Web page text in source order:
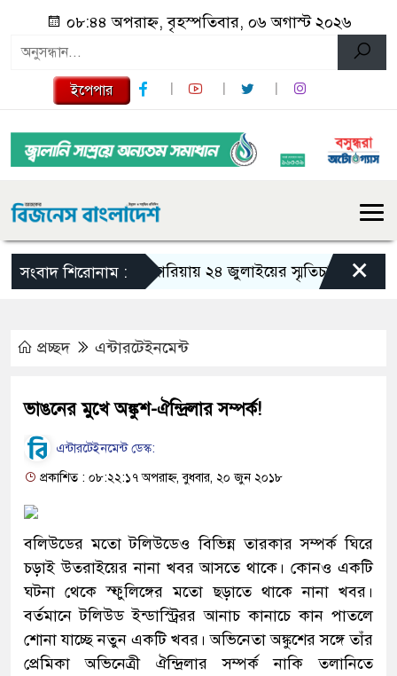
০৮:৪৪ অপরাহ্ন, বৃহস্পতিবার, ০৬ অগাস্ট ২০২৬
ইপেপার
সংবাদ শিরোনাম :গজারিয়ায় ২৪ জুলাইয়ের স্মৃতিচারণ: গুমের
×
প্রচ্ছদ এন্টারটেইনমেন্ট
ভাঙনের মুখে অঙ্কুশ-ঐন্দ্রিলার সম্পর্ক!
এন্টারটেইনমেন্ট ডেস্ক:
প্রকাশিত : ০৮:২২:১৭ অপরাহ্ন, বুধবার, ২০ জুন ২০১৮
বলিউডের মতো টলিউডেও বিভিন্ন তারকার সম্পর্ক ঘিরে
চড়াই উতরাইয়ের নানা খবর আসতে থাকে। কোনও একটি
ঘটনা থেকে স্ফুলিঙ্গের মতো ছড়াতে থাকে নানা খবর।
বর্তমানে টলিউড ইন্ডাস্ট্রিরর আনাচ কানাচে কান পাতলে
শোনা যাচ্ছে নতুন একটি খবর। অভিনেতা অঙ্কুশের সঙ্গে তাঁর
প্রেমিকা অভিনেত্রী ঐন্দ্রিলার সম্পর্ক নাকি তলানিতে